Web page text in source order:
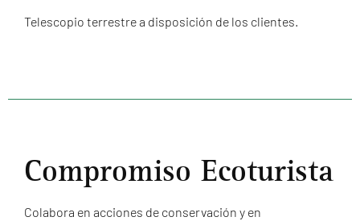
Telescopio terrestre a disposición de los clientes.
Compromiso Ecoturista
Colabora en acciones de conservación y en